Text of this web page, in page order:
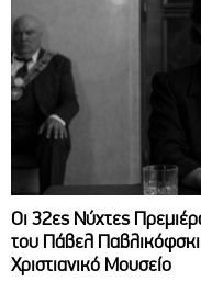
Οι 32ες Νύχτες
του Πάβελ Παβλικόφσκι
Χριστιανικό Μουσείο